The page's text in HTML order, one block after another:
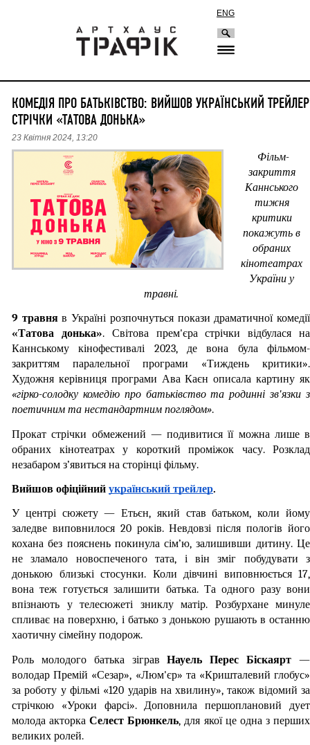
ENG
КОМЕДІЯ ПРО БАТЬКІВСТВО: ВИЙШОВ УКРАЇНСЬКИЙ ТРЕЙЛЕР
СТРІЧКИ «ТАТОВА ДОНЬКА»
23 Квітня 2024, 13:20
Фільм-
закриття
Каннського
тижня
критики
покажуть в
обраних
кінотеатрах
України у
травні.
9 травня
«Татова донька». Світова прем'єра стрічки відбулася на
Каннському кінофестивалі 2023, де вона була фільмом-
закриттям паралельної програми «Тиждень критики».
«гірко-солодку комедію про батьківство та родинні зв'язки з
поетичним та нестандартним поглядом».
Прокат стрічки обмежений — подивитися її можна лише в
обраних кінотеатрах у короткий проміжок часу. Розклад
незабаром з’явиться на сторінці фільму.
Вийшов офіційний український трейлер.
У центрі сюжету — Етьєн, який став батьком, коли йому
заледве виповнилося 20 років. Невдовзі після пологів його
кохана без пояснень покинула сім’ю, залишивши дитину. Це
не зламало новоспеченого тата, і він зміг побудувати з
донькою близькі стосунки. Коли дівчині виповнюється 17,
вона теж готується залишити батька. Та одного разу вони
впізнають у телесюжеті зниклу матір. Розбурхане минуле
спливає на поверхню, і батько з донькою рушають в останню
хаотичну сімейну подорож.
Роль молодого батька зіграв Науель Перес Біскаярт —
володар Премій «Сезар», «Люм'єр» та «Кришталевий глобус»
за роботу у фільмі «120 ударів на хвилину», також відомий за
стрічкою «Уроки фарсі». Доповнила першоплановий дует
молода акторка Селест Брюнкель, для якої це одна з перших
великих ролей.